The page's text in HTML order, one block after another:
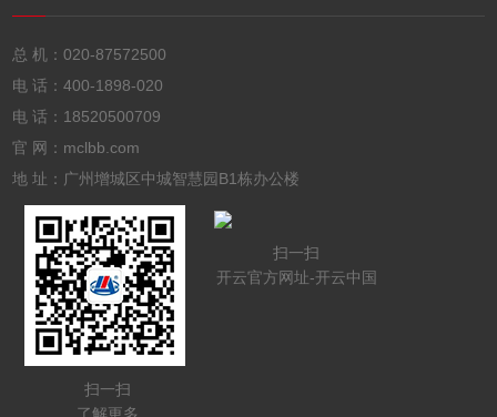
总 机：020-87572500
电 话：400-1898-020
电 话： 18520500709
官 网：mclbb.com
地 址：广州增城区中城智慧园B1栋办公楼
扫一扫
扫一扫
开云官方网址-开云中国